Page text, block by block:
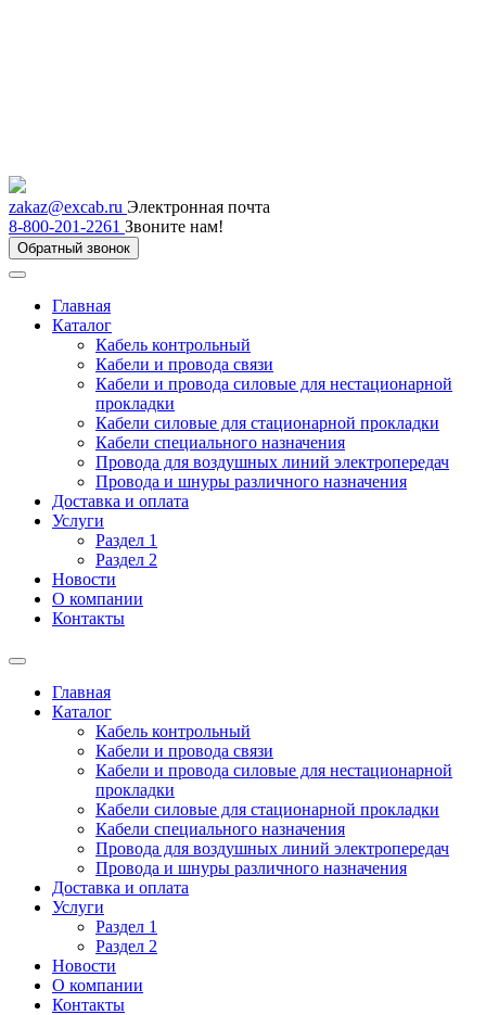
zakaz@excab.ru Электронная почта
8-800-201-2261 Звоните нам!
Обратный звонок
Главная
Каталог
Кабель контрольный
Кабели и провода связи
Кабели и провода силовые для нестационарной
прокладки
Кабели силовые для стационарной прокладки
Кабели специального назначения
Провода для воздушных линий электропередач
Провода и шнуры различного назначения
Доставка и оплата
Услуги
Раздел 1
Раздел 2
Новости
О компании
Контакты
Главная
Каталог
Кабель контрольный
Кабели и провода связи
Кабели и провода силовые для нестационарной
прокладки
Кабели силовые для стационарной прокладки
Кабели специального назначения
Провода для воздушных линий электропередач
Провода и шнуры различного назначения
Доставка и оплата
Услуги
Раздел 1
Раздел 2
Новости
О компании
Контакты